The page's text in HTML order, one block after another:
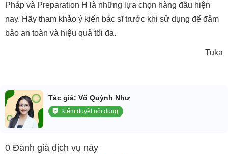
Pháp và Preparation H là những lựa chọn hàng đầu hiện
nay. Hãy tham khảo ý kiến bác sĩ trước khi sử dụng để đảm
bảo an toàn và hiệu quả tối đa.
Tuka
Tác giả: Võ Quỳnh Như
Kiểm duyệt nội dung
0 Đánh giá dịch vụ này